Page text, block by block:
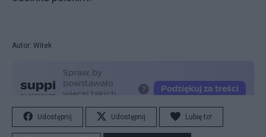
Autor: Witek
Udostępnij Udostępnij Lubię to!